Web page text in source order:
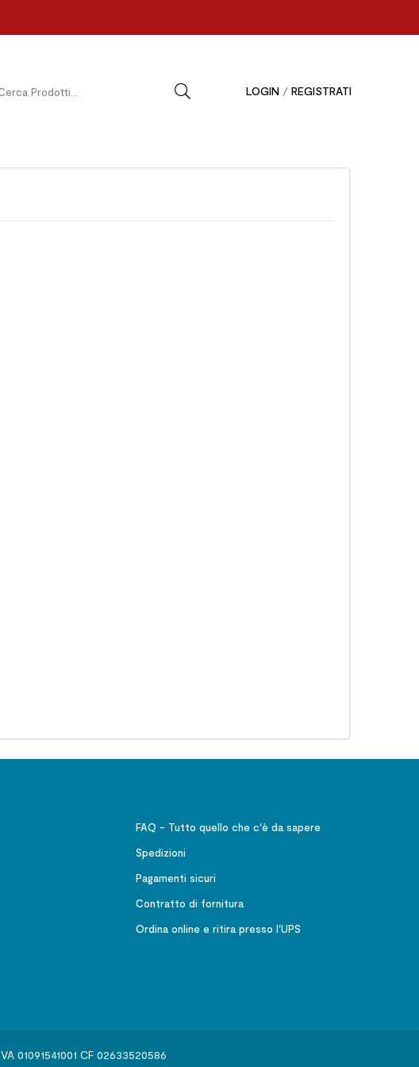
LOGIN / REGISTRATI
FAQ - Tutto quello che c'è da sapere
Spedizioni
Pagamenti sicuri
Contratto di fornitura
Ordina online e ritira presso l'UPS
01091541001 CF 02633520586